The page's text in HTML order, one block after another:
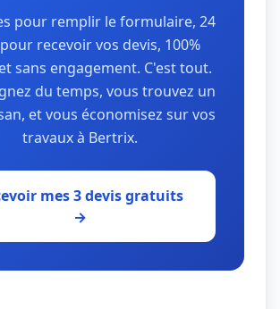
pour remplir le formulaire, 24
recevoir vos devis, 100%
sans engagement. C'est tout.
du temps, vous trouvez un
et vous économisez sur vos
travaux à Bertrix.
mes 3 devis gratuits
→